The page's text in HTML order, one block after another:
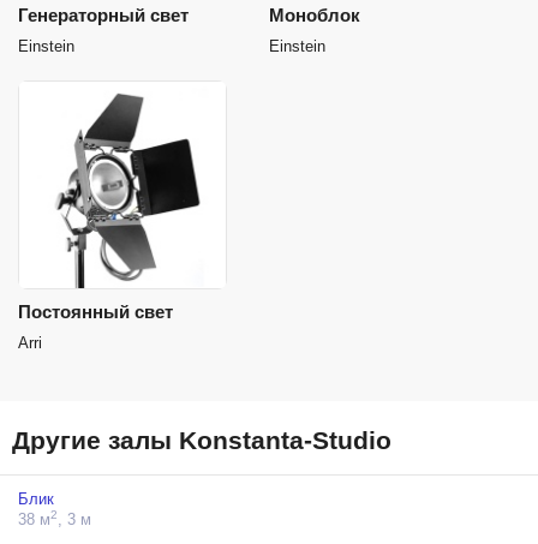
Генераторный свет
Einstein
Моноблок
Einstein
Постоянный свет
Arri
Другие залы Konstanta-Studio
Блик
38 м2, 3 м